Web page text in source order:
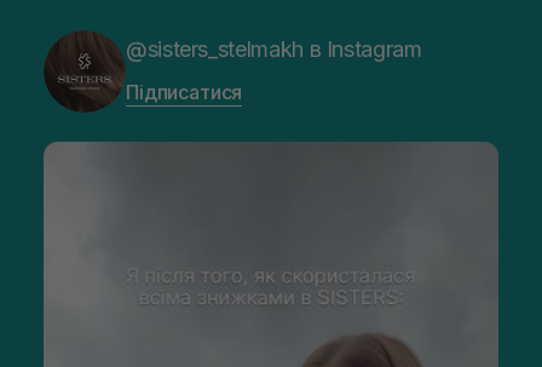
@sisters_stelmakh в Instagram
Підписатися